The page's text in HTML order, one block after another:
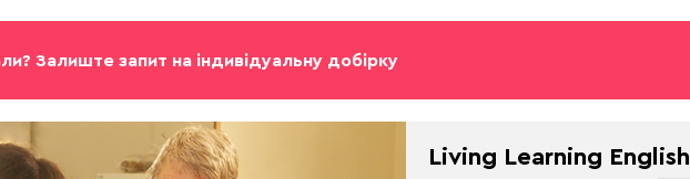
Залиште запит на індивідуальну добірку
Living Learning English